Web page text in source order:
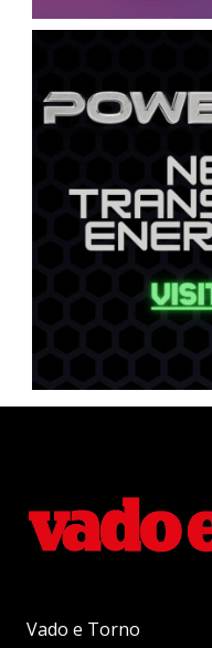
Vado e Torno